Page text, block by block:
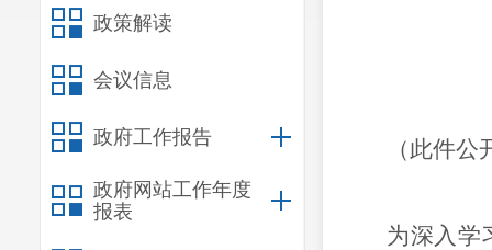
政策解读
会议信息
政府工作报告
政府网站工作年度
报表
（此件公
为深入学